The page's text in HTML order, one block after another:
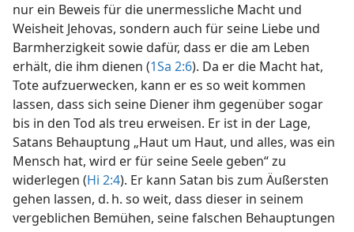
nur ein Beweis für die unermessliche Macht und
Weisheit Jehovas, sondern auch für seine Liebe und
Barmherzigkeit sowie dafür, dass er die am Leben
erhält, die ihm dienen (1Sa 2:6). Da er die Macht hat,
Tote aufzuerwecken, kann er es so weit kommen
lassen, dass sich seine Diener ihm gegenüber sogar
bis in den Tod als treu erweisen. Er ist in der Lage,
Satans Behauptung „Haut um Haut, und alles, was ein
Mensch hat, wird er für seine Seele geben“ zu
widerlegen (Hi 2:4). Er kann Satan bis zum Äußersten
gehen lassen, d. h. so weit, dass dieser in seinem
vergeblichen Bemühen, seine falschen Behauptungen